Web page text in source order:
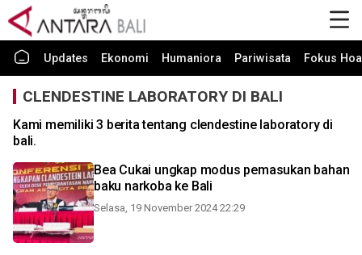
Updates Ekonomi Humaniora Pariwisata Fokus
CLENDESTINE LABORATORY DI BALI
Kami memiliki 3 berita tentang clendestine laboratory di
bali.
Bea Cukai ungkap modus pemasukan bahan
baku narkoba ke Bali
Selasa, 19 November 2024 22:29